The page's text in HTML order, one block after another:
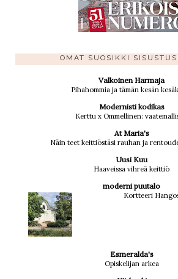
OMAT SUOSIKKI
Valkoinen Harmaja
Pihahommia ja tämän kesän
Modernisti kodikas
Kerttu x Ommellinen:
At Maria's
Näin teet keittiöstäsi rauhan ja
Uusi Kuu
Haaveissa vihreä keittiö
moderni puutalo
Kortteeri
Esmeralda's
Opiskelijan arkea